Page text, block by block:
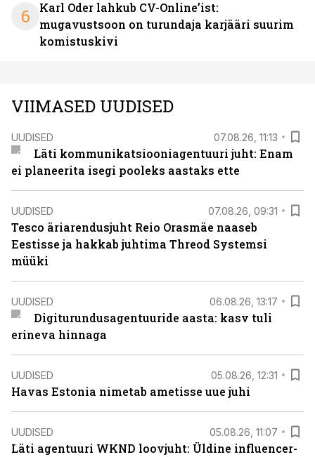
6
Karl Oder lahkub CV-Online’ist:
mugavustsoon on turundaja karjääri suurim
komistuskivi
VIIMASED UUDISED
UUDISED 07.08.26, 11:13
Läti kommunikatsiooniagentuuri juht: Enam
ei planeerita isegi pooleks aastaks ette
UUDISED 07.08.26, 09:31
Tesco äriarendusjuht Reio Orasmäe naaseb
Eestisse ja hakkab juhtima Threod Systemsi
müüki
UUDISED 06.08.26, 13:17
Digiturundusagentuuride aasta: kasv tuli
erineva hinnaga
UUDISED 05.08.26, 12:31
Havas Estonia nimetab ametisse uue juhi
UUDISED 05.08.26, 11:07
Läti agentuuri WKND loovjuht: Üldine influencer-